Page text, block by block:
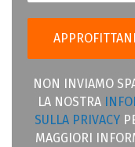
NON INVIAMO
LA NOSTRA
SULLA PRIVACY
MAGGIORI